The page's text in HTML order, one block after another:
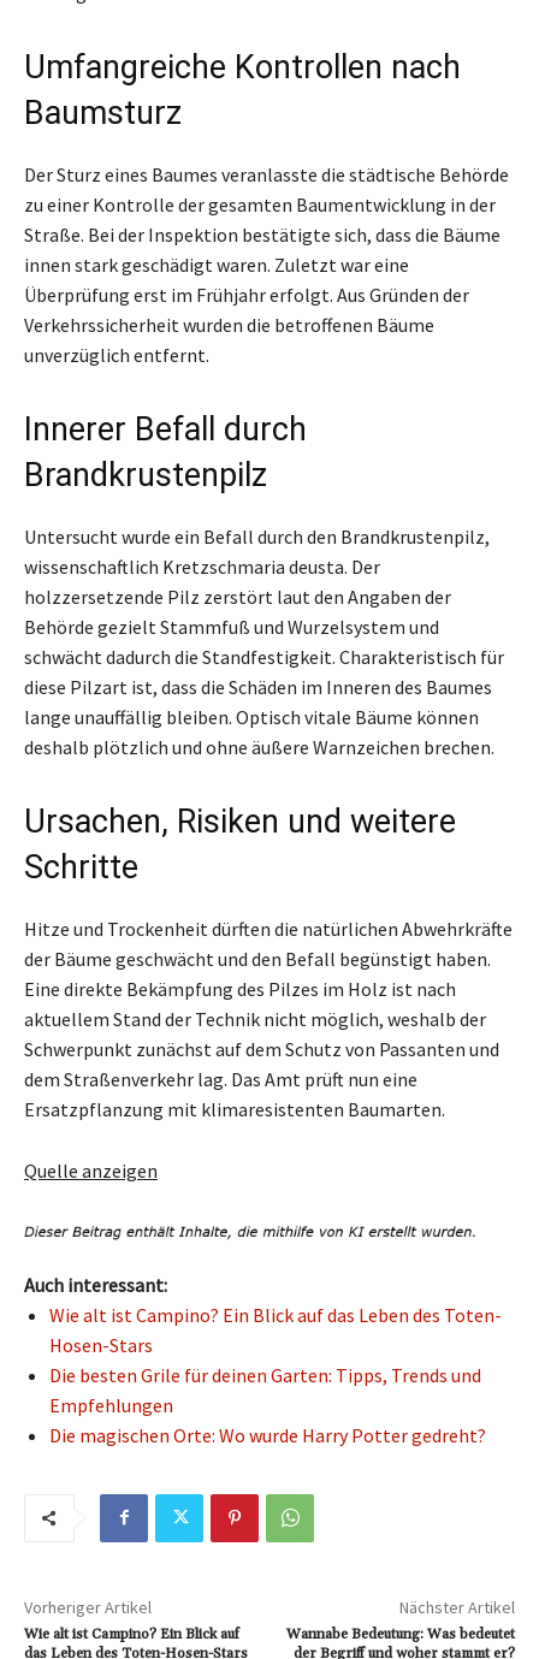
Umfangreiche Kontrollen nach
Baumsturz
Der Sturz eines Baumes veranlasste die städtische Behörde
zu einer Kontrolle der gesamten Baumentwicklung in der
Straße. Bei der Inspektion bestätigte sich, dass die Bäume
innen stark geschädigt waren. Zuletzt war eine
Überprüfung erst im Frühjahr erfolgt. Aus Gründen der
Verkehrssicherheit wurden die betroffenen Bäume
unverzüglich entfernt.
Innerer Befall durch
Brandkrustenpilz
Untersucht wurde ein Befall durch den Brandkrustenpilz,
wissenschaftlich Kretzschmaria deusta. Der
holzzersetzende Pilz zerstört laut den Angaben der
Behörde gezielt Stammfuß und Wurzelsystem und
schwächt dadurch die Standfestigkeit. Charakteristisch für
diese Pilzart ist, dass die Schäden im Inneren des Baumes
lange unauffällig bleiben. Optisch vitale Bäume können
deshalb plötzlich und ohne äußere Warnzeichen brechen.
Ursachen, Risiken und weitere
Schritte
Hitze und Trockenheit dürften die natürlichen Abwehrkräfte
der Bäume geschwächt und den Befall begünstigt haben.
Eine direkte Bekämpfung des Pilzes im Holz ist nach
aktuellem Stand der Technik nicht möglich, weshalb der
Schwerpunkt zunächst auf dem Schutz von Passanten und
dem Straßenverkehr lag. Das Amt prüft nun eine
Ersatzpflanzung mit klimaresistenten Baumarten.
Quelle anzeigen
Auch interessant:
Wie alt ist Campino? Ein Blick auf das Leben des Toten-
Hosen-Stars
Die besten Grile für deinen Garten: Tipps, Trends und
Empfehlungen
Die magischen Orte: Wo wurde Harry Potter gedreht?
Vorheriger Artikel
Wie alt ist Campino? Ein Blick auf
das Leben des Toten-Hosen-Stars
Nächster Artikel
Wannabe Bedeutung: Was bedeutet
der Begriff und woher stammt er?